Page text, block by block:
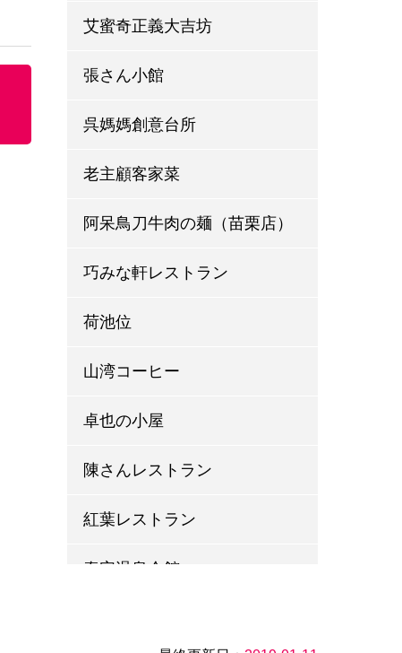
艾蜜奇正義大吉坊
張さん小館
呉媽媽創意台所
老主顧客家菜
阿呆鳥刀牛肉の麺（苗栗店）
巧みな軒レストラン
荷池位
山湾コーヒー
卓也の小屋
陳さんレストラン
紅葉レストラン
泰安温泉会館